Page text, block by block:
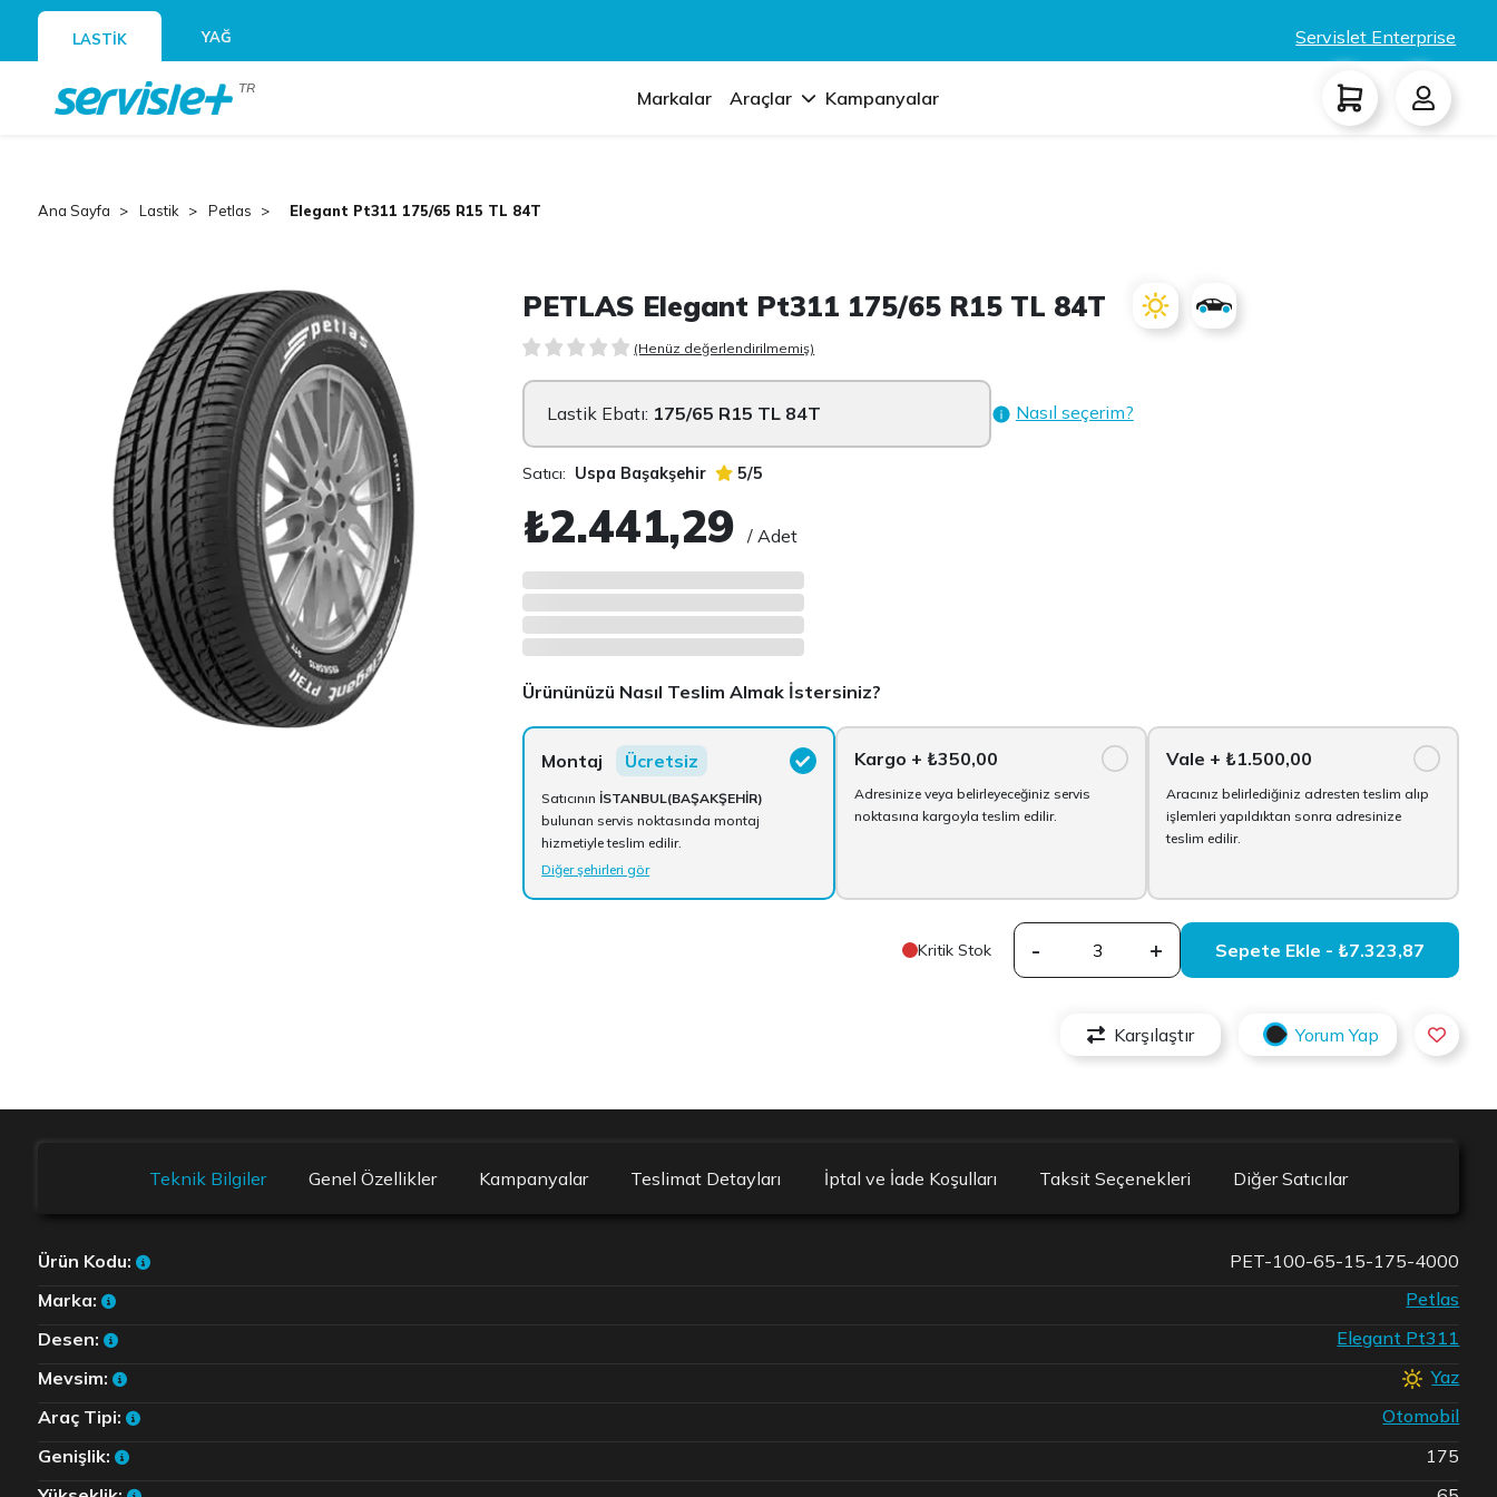
LASTİK YAĞ Servislet Enterprise
TR Markalar Araçlar Kampanyalar
Ana Sayfa Lastik Petlas Elegant Pt311 175/65 R15 TL 84T
PETLAS Elegant Pt311 175/65 R15 TL 84T
(Henüz değerlendirilmemiş)
Lastik Ebatı: 175/65 R15 TL 84T Nasıl seçerim?
Satıcı: Uspa Başakşehir 5/5
₺2.441,29/ Adet
Ürününüzü Nasıl Teslim Almak İstersiniz?
Montaj Ücretsiz
Satıcının İSTANBUL(BAŞAKŞEHİR)
bulunan servis noktasında montaj
hizmetiyle teslim edilir.
Diğer şehirleri gör
Kargo + ₺350,00
Adresinize veya belirleyeceğiniz servis
noktasına kargoyla teslim edilir.
Vale + ₺1.500,00
Aracınız belirlediğiniz adresten teslim alıp
işlemleri yapıldıktan sonra adresinize
teslim edilir.
Kritik Stok - + Sepete Ekle - ₺7.323,87
Karşılaştır Yorum Yap
Teknik Bilgiler Genel Özellikler Kampanyalar Teslimat Detayları İptal ve İade Koşulları Taksit Seçenekleri Diğer Satıcılar
Ürün Kodu:
PET-100-65-15-175-4000
Marka:
Petlas
Desen:
Elegant Pt311
Mevsim:
Yaz
Araç Tipi:
Otomobil
Genişlik:
175